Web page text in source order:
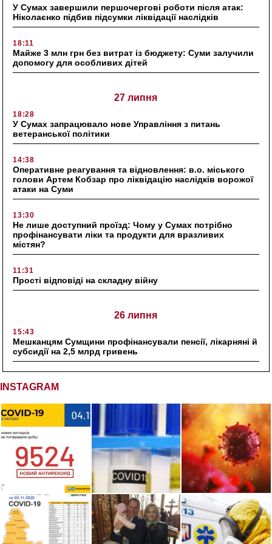
У Сумах завершили першочергові роботи після атак:
Ніколаєнко підбив підсумки ліквідації наслідків
18:11
Майже 3 млн грн без витрат із бюджету: Суми залучили
допомогу для особливих дітей
27 липня
18:28
У Сумах запрацювало нове Управління з питань
ветеранської політики
14:38
Оперативне реагування та відновлення: в.о. міського
голови Артем Кобзар про ліквідацію наслідків ворожої
атаки на Суми
13:30
Не лише доступний проїзд: Чому у Сумах потрібно
профінансувати ліки та продукти для вразливих
містян?
11:31
Прості відповіді на складну війну
26 липня
15:43
Мешканцям Сумщини профінансували пенсії, лікарняні й
субсидії на 2,5 млрд гривень
INSTAGRAM